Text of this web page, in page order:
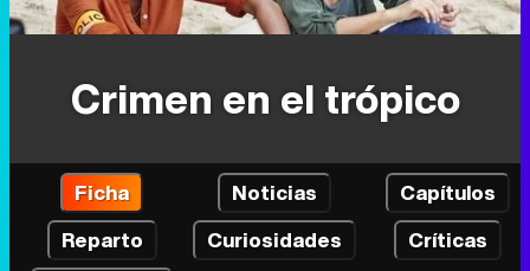
Crimen en el trópico
Ficha Noticias
Capítulos
Reparto
Curiosidades
Críticas